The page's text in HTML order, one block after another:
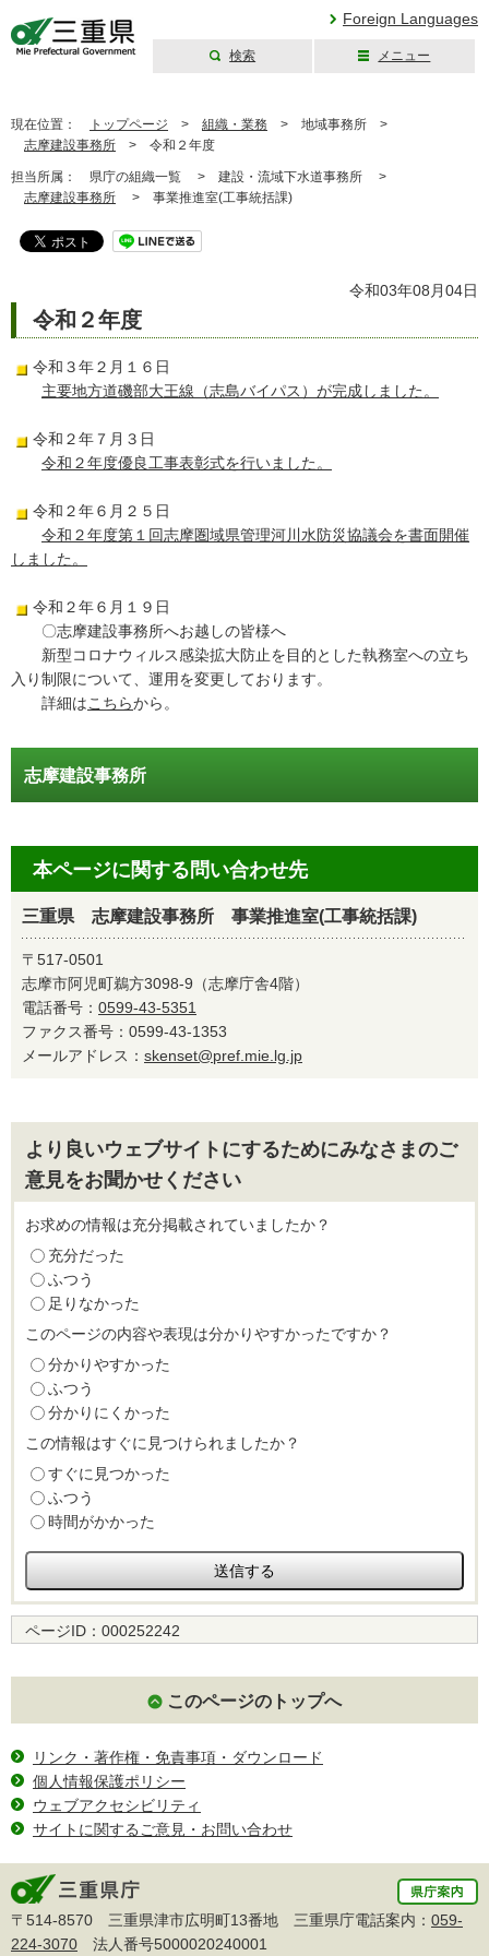
Foreign Languages
検索 メニュー
現在位置： トップページ > 組織・業務 > 地域事務所 >
志摩建設事務所 > 令和２年度
担当所属： 県庁の組織一覧 > 建設・流域下水道事務所 >
志摩建設事務所 > 事業推進室(工事統括課)
令和03年08月04日
令和２年度
令和３年２月１６日
主要地方道磯部大王線（志島バイパス）が完成しました。
令和２年７月３日
令和２年度優良工事表彰式を行いました。
令和２年６月２５日
令和２年度第１回志摩圏域県管理河川水防災協議会を書面開催
しました。
令和２年６月１９日
〇志摩建設事務所へお越しの皆様へ
新型コロナウィルス感染拡大防止を目的とした執務室への立ち
入り制限について、運用を変更しております。
詳細はこちらから。
志摩建設事務所
本ページに関する問い合わせ先
三重県 志摩建設事務所 事業推進室(工事統括課)
〒517-0501
志摩市阿児町鵜方3098-9（志摩庁舎4階）
電話番号： 0599-43-5351
ファクス番号：0599-43-1353
メールアドレス： skenset@pref.mie.lg.jp
より良いウェブサイトにするためにみなさまのご
意見をお聞かせください
お求めの情報は充分掲載されていましたか？
充分だった
ふつう
足りなかった
このページの内容や表現は分かりやすかったですか？
分かりやすかった
ふつう
分かりにくかった
この情報はすぐに見つけられましたか？
すぐに見つかった
ふつう
時間がかかった
ページID： 000252242
このページのトップへ
リンク・著作権・免責事項・ダウンロード
個人情報保護ポリシー
ウェブアクセシビリティ
サイトに関するご意見・お問い合わせ
〒514-8570 三重県津市広明町13番地 三重県庁電話案内： 059-
224-3070 法人番号5000020240001